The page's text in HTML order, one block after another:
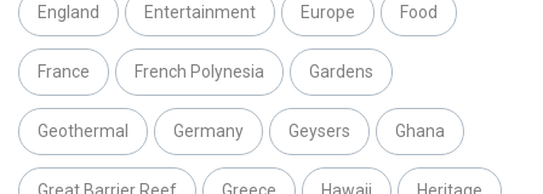
England Entertainment Europe Food
France French Polynesia Gardens
Geothermal Germany Geysers Ghana
Great Barrier Reef Greece Hawaii Heritage